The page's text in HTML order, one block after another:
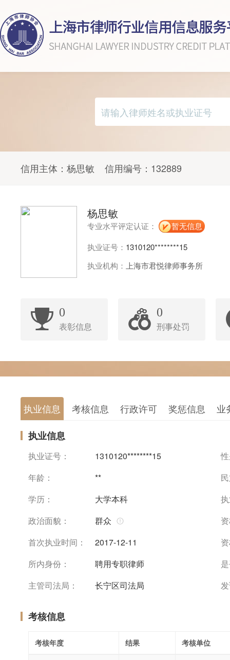
信用主体： 杨思敏 信用编号： 132889
杨思敏
专业水平评定认证：
暂无信息
执业证号： 1310120********15
执业机构： 上海市君悦律师事务所
0
表彰信息
0
刑事处罚
执业信息 考核信息 行政许可 奖惩信息 业
执业信息
执业证号： 1310120********15
年龄：
**
学历：
大学本科
政治面貌：
群众
首次执业时间：
2017-12-11
所内身份：
聘用专职律师
主管司法局：
长宁区司法局
考核信息
考核年度 结果 考核单位